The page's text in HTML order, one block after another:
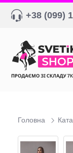
+38 (099)
Головна